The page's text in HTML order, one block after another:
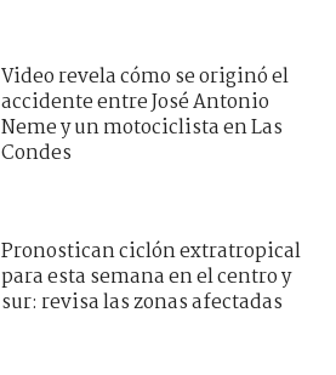
Video revela cómo se originó el
accidente entre José Antonio
Neme y un motociclista en Las
Condes
Pronostican ciclón extratropical
para esta semana en el centro y
sur: revisa las zonas afectadas